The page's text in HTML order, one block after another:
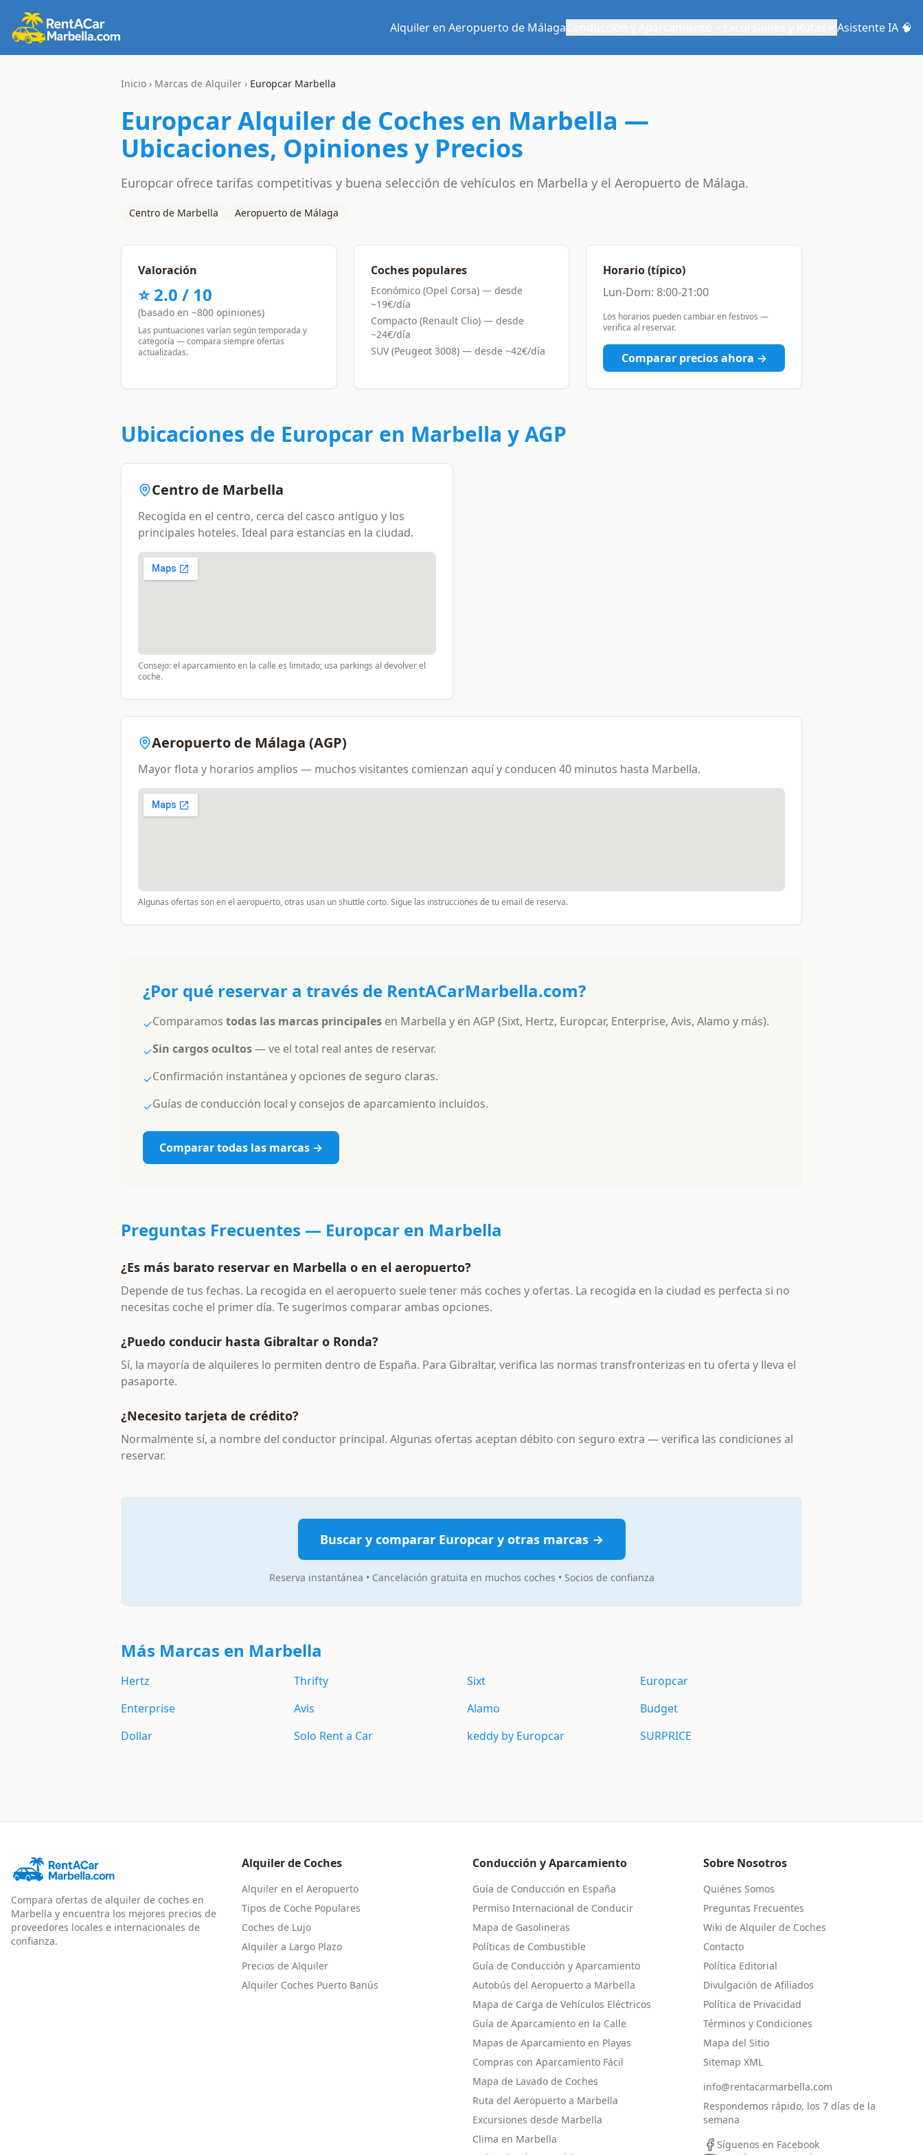
Alquiler en Aeropuerto de Málaga Asistente IA 🧠
Inicio › Marcas de Alquiler › Europcar Marbella
EuropcarAlquiler de Coches en Marbella —
Ubicaciones, Opiniones y Precios
Europcar ofrece tarifas competitivas y buena selección de vehículos en Marbella y el Aeropuerto de Málaga.
Centro de Marbella Aeropuerto de Málaga
Valoración
⭐2.0 / 10
(basado en ~800 opiniones)
Las puntuaciones varían según temporada y
categoría — compara siempre ofertas
actualizadas.
Coches populares
Económico (Opel Corsa)— desde
~19€/día
Compacto (Renault Clio)— desde
~24€/día
SUV (Peugeot 3008)— desde ~42€/día
Horario (típico)
Lun-Dom: 8:00-21:00
Los horarios pueden cambiar en festivos —
verifica al reservar.
Comparar precios ahora →
Ubicaciones de Europcar en Marbella y AGP
Centro de Marbella
Recogida en el centro, cerca del casco antiguo y los
principales hoteles. Ideal para estancias en la ciudad.
Consejo: el aparcamiento en la calle es limitado; usa parkings al devolver el
coche.
Aeropuerto de Málaga (AGP)
Mayor flota y horarios amplios — muchos visitantes comienzan aquí y conducen 40 minutos hasta Marbella.
Algunas ofertas son en el aeropuerto, otras usan un shuttle corto. Sigue las instrucciones de tu email de reserva.
¿Por qué reservar a través de RentACarMarbella.com?
✓Comparamos todas las marcas principales en Marbella y en AGP (Sixt, Hertz, Europcar, Enterprise, Avis, Alamo y más).
✓Sin cargos ocultos— ve el total real antes de reservar.
✓Confirmación instantánea y opciones de seguro claras.
✓Guías de conducción local y consejos de aparcamiento incluidos.
Comparar todas las marcas →
Preguntas Frecuentes — Europcar en Marbella
¿Es más barato reservar en Marbella o en el aeropuerto?
Depende de tus fechas. La recogida en el aeropuerto suele tener más coches y ofertas. La recogida en la ciudad es perfecta si no
necesitas coche el primer día. Te sugerimos comparar ambas opciones.
¿Puedo conducir hasta Gibraltar o Ronda?
Sí, la mayoría de alquileres lo permiten dentro de España. Para Gibraltar, verifica las normas transfronterizas en tu oferta y lleva el
pasaporte.
¿Necesito tarjeta de crédito?
Normalmente sí, a nombre del conductor principal. Algunas ofertas aceptan débito con seguro extra — verifica las condiciones al
reservar.
Buscar y comparar Europcary otras marcas →
Reserva instantánea • Cancelación gratuita en muchos coches • Socios de confianza
Más Marcas en Marbella
Hertz Thrifty Sixt
Europcar
Enterprise
Avis Alamo
Budget
Dollar
Solo Rent a Car keddy by Europcar SURPRICE
Compara ofertas de alquiler de coches en
Marbella y encuentra los mejores precios de
proveedores locales e internacionales de
confianza.
Alquiler de Coches
Alquiler en el Aeropuerto
Tipos de Coche Populares
Coches de Lujo
Alquiler a Largo Plazo
Precios de Alquiler
Alquiler Coches Puerto Banús
Conducción y Aparcamiento
Guía de Conducción en España
Permiso Internacional de Conducir
Mapa de Gasolineras
Políticas de Combustible
Guía de Conducción y Aparcamiento
Autobús del Aeropuerto a Marbella
Mapa de Carga de Vehículos Eléctricos
Guía de Aparcamiento en la Calle
Mapas de Aparcamiento en Playas
Compras con Aparcamiento Fácil
Mapa de Lavado de Coches
Ruta del Aeropuerto a Marbella
Excursiones desde Marbella
Clima en Marbella
Sobre Nosotros
Quiénes Somos
Preguntas Frecuentes
Wiki de Alquiler de Coches
Contacto
Política Editorial
Divulgación de Afiliados
Política de Privacidad
Términos y Condiciones
Mapa del Sitio
Sitemap XML
info@rentacarmarbella.com
Respondemos rápido, los 7 días de la
semana
Síguenos en Facebook